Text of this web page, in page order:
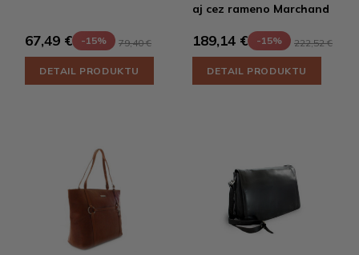
67,49 € -15% 79,40 €
DETAIL PRODUKTU
aj cez rameno Marchand
189,14 € -15% 222,52 €
DETAIL PRODUKTU